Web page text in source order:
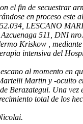
el fin de secuestrar
en proceso este
LESCANO
511, DNI
Kriskow ,
intensiva del
al momento en
Martin y -oculto
Berazategui. Una vez
total de los